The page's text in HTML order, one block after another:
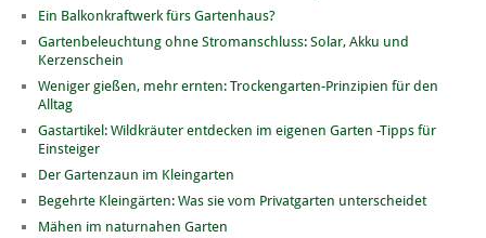
Ein Balkonkraftwerk fürs Gartenhaus?
Gartenbeleuchtung ohne Stromanschluss: Solar, Akku und
Kerzenschein
Weniger gießen, mehr ernten: Trockengarten-Prinzipien für den
Alltag
Gastartikel: Wildkräuter entdecken im eigenen Garten -Tipps für
Einsteiger
Der Gartenzaun im Kleingarten
Begehrte Kleingärten: Was sie vom Privatgarten unterscheidet
Mähen im naturnahen Garten